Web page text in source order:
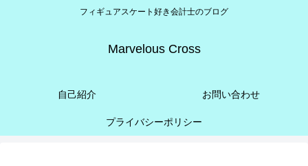
フィギュアスケート好き会計士のブログ
Marvelous Cross
自己紹介 お問い合わせ
プライバシーポリシー